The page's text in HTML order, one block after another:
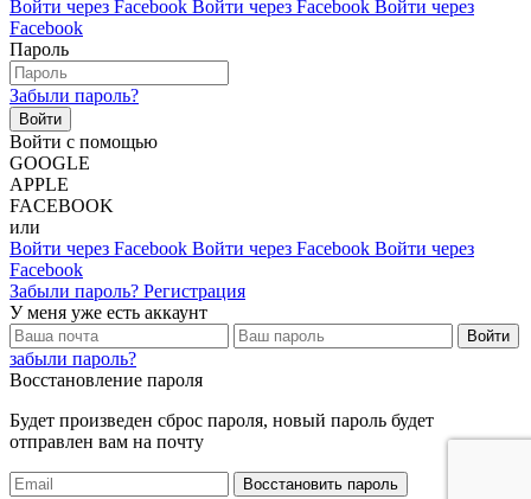
Войти через Facebook Войти через Facebook Войти через
Facebook
Пароль
Забыли пароль?
Войти с помощью
GOOGLE
APPLE
FACEBOOK
или
Войти через Facebook Войти через Facebook Войти через
Facebook
Забыли пароль? Регистрация
У меня уже есть аккаунт
Войти
забыли пароль?
Восстановление пароля
Будет произведен сброс пароля, новый пароль будет
отправлен вам на почту
Восстановить пароль